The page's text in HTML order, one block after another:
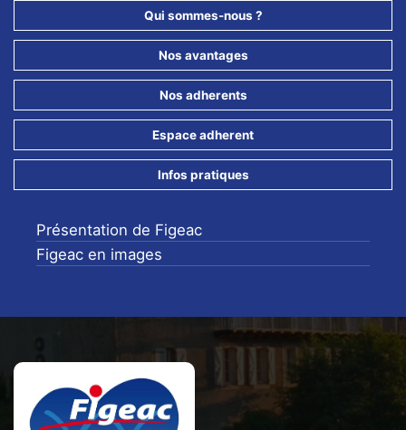
Qui sommes-nous ?
Nos avantages
Nos adherents
Espace adherent
Infos pratiques
Présentation de Figeac
Figeac en images